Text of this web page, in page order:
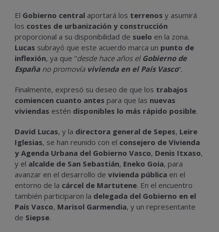
El Gobierno central aportará los terrenos y asumirá
los costes de urbanización y construcción
proporcional a su disponibilidad de suelo en la zona.
Lucas subrayó que este acuerdo marca un punto de
inflexión, ya que “desde hace años el Gobierno de
Españano promovía vivienda en el País Vasco”.
Finalmente, expresó su deseo de que los trabajos
comiencen cuanto antes para que las nuevas
viviendas estén disponibles lo más rápido posible.
David Lucas, y la directora general de Sepes, Leire
Iglesias, se han reunido con el consejero de Vivienda
y Agenda Urbana del Gobierno Vasco, Denis Itxaso,
y el alcalde de San Sebastián, Eneko Goia, para
avanzar en el desarrollo de vivienda pública en el
entorno de la cárcel de Martutene. En el encuentro
también participaron la delegada del Gobierno en el
País Vasco, Marisol Garmendia, y un representante
de Siepse.